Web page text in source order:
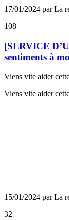
17/01/2024 par La
108
[SERVICE
sentiments à
Viens vite aider
Viens vite aider
15/01/2024 par La
32